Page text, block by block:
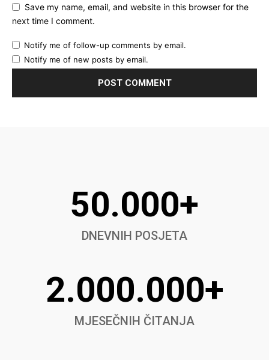
Save my name, email, and website in this browser for the
next time I comment.
Notify me of follow-up comments by email.
Notify me of new posts by email.
50.000+
DNEVNIH POSJETA
2.000.000+
MJESEČNIH ČITANJA